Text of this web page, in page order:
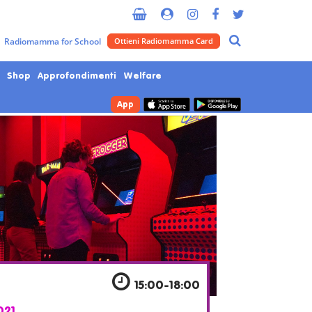
Radiomamma for School Ottieni Radiomamma Card
Shop Approfondimenti Welfare
App
di Milano
15:00-18:00